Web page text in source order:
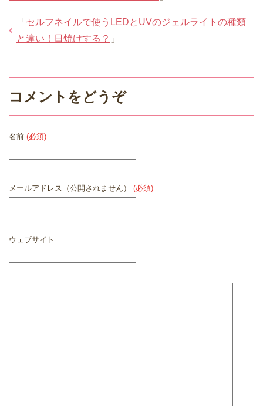
「 セルフネイルで使うLEDとUVのジェルライトの種類
と違い！日焼けする？ 」
コメントをどうぞ
名前 (必須)
メールアドレス（公開されません） (必須)
ウェブサイト